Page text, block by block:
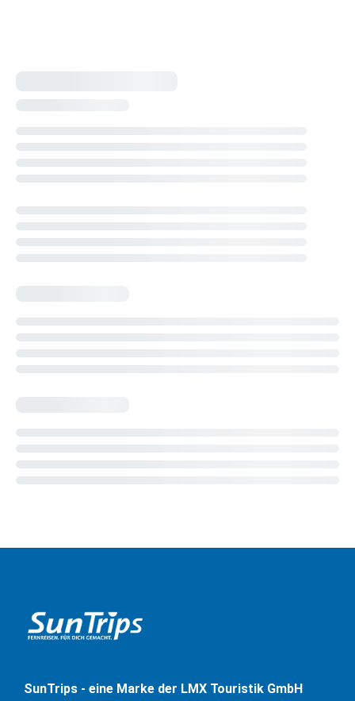
SunTrips - eine Marke der LMX Touristik GmbH